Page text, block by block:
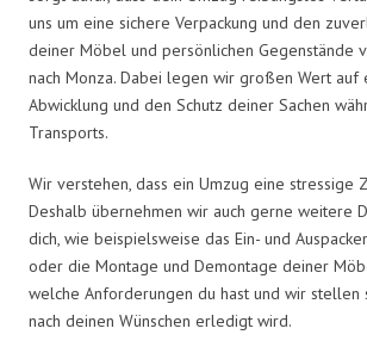
uns um eine sichere Verpackung und den
deiner Möbel und persönlichen Gegenstände
nach Monza. Dabei legen wir großen Wert
Abwicklung und den Schutz deiner Sachen
Transports.
Wir verstehen, dass ein Umzug eine stressige
Deshalb übernehmen wir auch gerne weitere
dich, wie beispielsweise das Ein- und
oder die Montage und Demontage deiner
welche Anforderungen du hast und wir stellen
nach deinen Wünschen erledigt wird.